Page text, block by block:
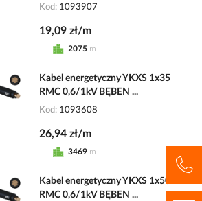
Kod 1093907
19,09 zł/m
2075 m
Kabel energetyczny YKXS 1x35
RMC 0,6/1kV BĘBEN ...
Kod 1093608
26,94 zł/m
3469 m
Kabel energetyczny YKXS 1x50
RMC 0,6/1kV BĘBEN ...